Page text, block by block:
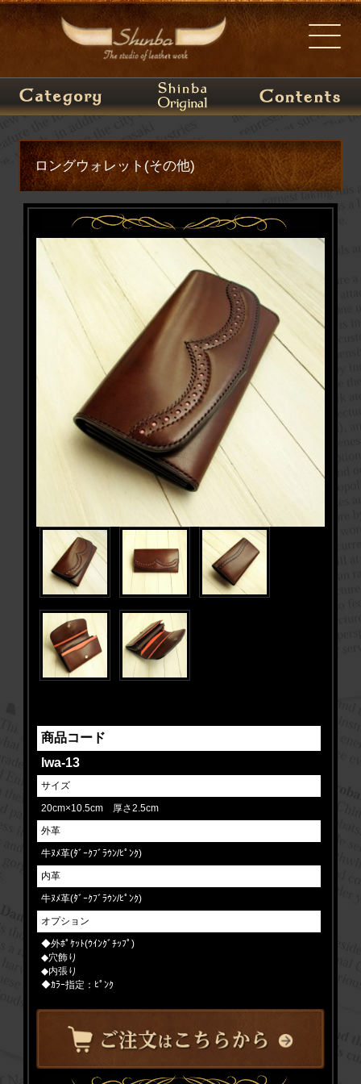
ロングウォレット(その他)
商品コード
lwa-13
サイズ
20cm×10.5cm 厚さ2.5cm
外革
牛ﾇﾒ革(ﾀﾞｰｸﾌﾞﾗｳﾝ/ﾋﾟﾝｸ)
内革
牛ﾇﾒ革(ﾀﾞｰｸﾌﾞﾗｳﾝ/ﾋﾟﾝｸ)
オプション
◆外ﾎﾟｹｯﾄ(ｳｲﾝｸﾞﾁｯﾌﾟ)
◆穴飾り
◆内張り
◆ｶﾗｰ指定：ﾋﾟﾝｸ